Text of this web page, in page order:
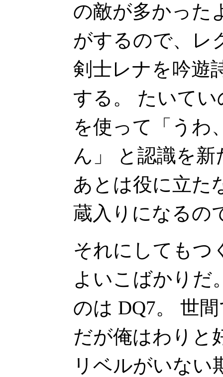
の敵が多かった
がするので、レ
剣士レナを吟遊
する。 たいて
を使って「うわ
ん」 と認識を
あとは役に立た
蔵入りになるの
それにしてもつ
よいこばかりだ
のは DQ7。 世
だが俺はわりと
リベルがいない